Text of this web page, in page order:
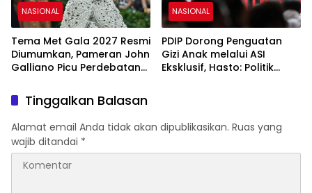
NASIONAL
Tema Met Gala 2027 Resmi
Diumumkan, Pameran John
Galliano Picu Perdebatan
NASIONAL
PDIP Dorong Penguatan
Gizi Anak melalui ASI
Eksklusif, Hasto: Politik
Tinggalkan Balasan
Alamat email Anda tidak akan dipublikasikan. Ruas yang
wajib ditandai *